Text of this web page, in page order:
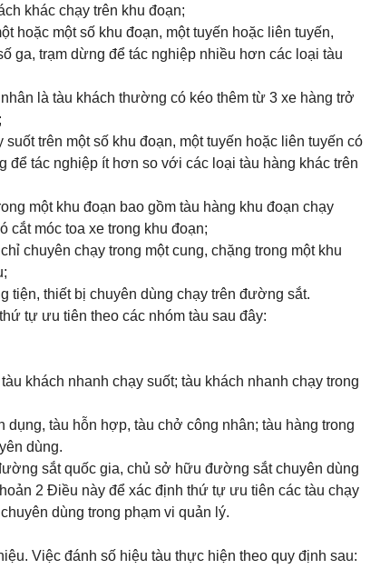
khác chạy trên khu đoạn;
hoặc một số khu đoạn, một tuyến hoặc liên tuyến,
ga, trạm dừng để tác nghiệp nhiều hơn các loại tàu
là tàu khách thường có kéo thêm từ 3 xe hàng trở
trên một số khu đoạn, một tuyến hoặc liên tuyến có
tác nghiệp ít hơn so với các loại tàu hàng khác trên
một khu đoạn bao gồm tàu hàng khu đoạn chạy
cắt móc toa xe trong khu đoạn;
chuyên chạy trong một cung, chặng trong một khu
tiện, thiết bị chuyên dùng chạy trên đường sắt.
tự ưu tiên theo các nhóm tàu sau đây:
khách nhanh chạy suốt; tàu khách nhanh chạy trong
tàu hỗn hợp, tàu chở công nhân; tàu hàng trong
dùng.
sắt quốc gia, chủ sở hữu đường sắt chuyên dùng
2 Điều này để xác định thứ tự ưu tiên các tàu chạy
dùng trong phạm vi quản lý.
Việc đánh số hiệu tàu thực hiện theo quy định sau: